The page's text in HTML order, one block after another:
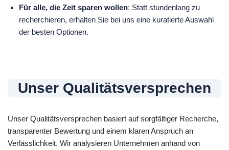
Für alle, die Zeit sparen wollen: Statt stundenlang zu
recherchieren, erhalten Sie bei uns eine kuratierte Auswahl
der besten Optionen.
Unser Qualitätsversprechen
Unser Qualitätsversprechen basiert auf sorgfältiger Recherche,
transparenter Bewertung und einem klaren Anspruch an
Verlässlichkeit. Wir analysieren Unternehmen anhand von